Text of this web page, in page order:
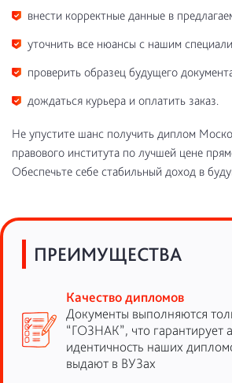
внести корректные данные в
уточнить все нюансы с нашим
проверить образец будущего
дождаться курьера и оплатить заказ.
Не упустите шанс получить диплом
правового института по лучшей цене
Обеспечьте себе стабильный доход в
ПРЕИМУЩЕСТВА
Качество дипломов
Документы выполняются
“ГОЗНАК”, что гарантирует
идентичность наших
выдают в ВУЗах